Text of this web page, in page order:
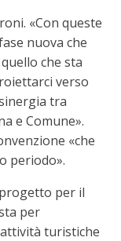
«Con queste
nuova che
che sta
verso
tra
e Comune».
«che
periodo».
per il
per
turistiche